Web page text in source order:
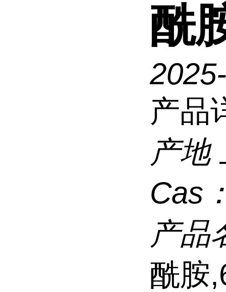
酰
产品
产地
Cas
产品
酰胺